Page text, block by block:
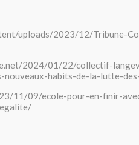
uploads/2023/12/Tribune-
2024/01/22/collectif-
nouveaux-habits-de-la-lutte-
11/09/ecole-pour-en-finir-